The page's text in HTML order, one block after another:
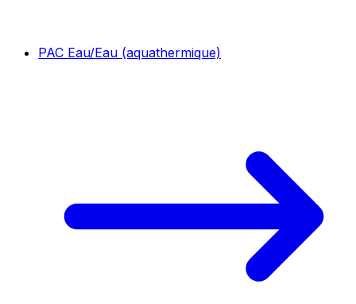
PAC Eau/Eau (aquathermique)